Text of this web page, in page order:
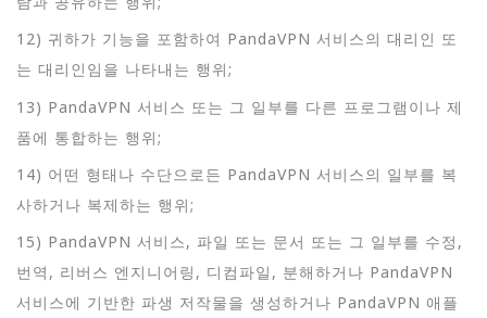
12) 귀하가 기능을 포함하여 PandaVPN 서비스의 대리인 또
는 대리인임을 나타내는 행위;
13) PandaVPN 서비스 또는 그 일부를 다른 프로그램이나 제
품에 통합하는 행위;
14) 어떤 형태나 수단으로든 PandaVPN 서비스의 일부를 복
사하거나 복제하는 행위;
15) PandaVPN 서비스, 파일 또는 문서 또는 그 일부를 수정,
번역, 리버스 엔지니어링, 디컴파일, 분해하거나 PandaVPN
서비스에 기반한 파생 저작물을 생성하거나 PandaVPN 애플